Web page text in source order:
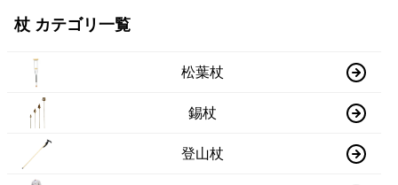
杖 カテゴリ一覧
松葉杖
錫杖
登山杖